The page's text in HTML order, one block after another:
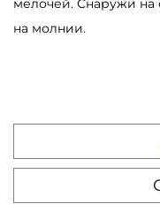
о
на молнии.